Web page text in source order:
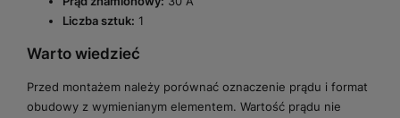
Liczba sztuk: 1
Warto wiedzieć
Przed montażem należy porównać oznaczenie prądu i format
obudowy z wymienianym elementem. Wartość prądu nie